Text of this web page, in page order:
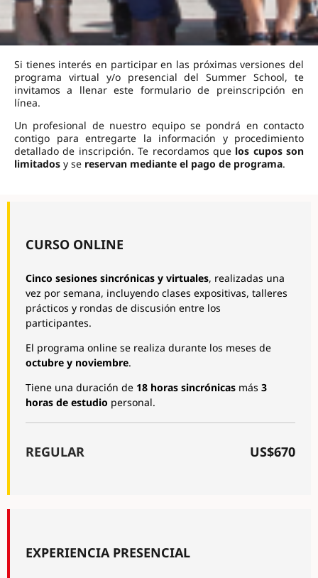
Si tienes interés en participar en las próximas versiones del
programa virtual y/o presencial del Summer School, te
invitamos a llenar este formulario de preinscripción en
línea.
Un profesional de nuestro equipo se pondrá en contacto
contigo para entregarte la información y procedimiento
detallado de inscripción. Te recordamos que los cupos son
limitados y se reservan mediante el pago de programa.
CURSO ONLINE
Cinco sesiones sincrónicas y virtuales, realizadas una
vez por semana, incluyendo clases expositivas, talleres
prácticos y rondas de discusión entre los
participantes.
El programa online se realiza durante los meses de
octubre y noviembre.
Tiene una duración de 18 horas sincrónicas más 3
horas de estudio personal.
REGULAR US$670
EXPERIENCIA PRESENCIAL